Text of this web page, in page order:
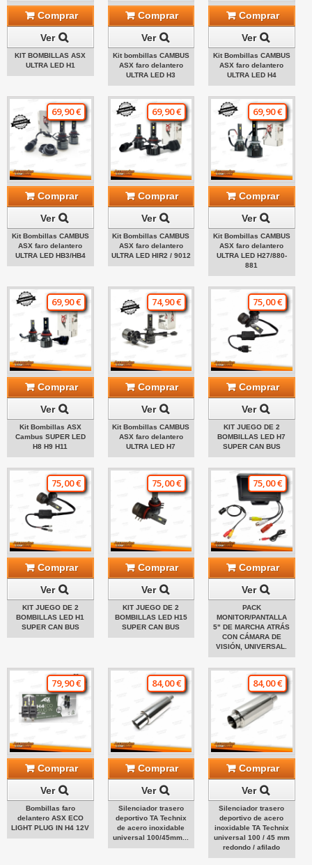
Comprar
Ver
KIT BOMBILLAS ASX
ULTRA LED H1
Comprar
Ver
Kit bombillas CAMBUS
ASX faro delantero
ULTRA LED H3
Comprar
Ver
Kit Bombillas CAMBUS
ASX faro delantero
ULTRA LED H4
69,90 €
Comprar
Ver
Kit Bombillas CAMBUS
ASX faro delantero
ULTRA LED HB3/HB4
69,90 €
Comprar
Ver
Kit Bombillas CAMBUS
ASX faro delantero
ULTRA LED HIR2 / 9012
69,90 €
Comprar
Ver
Kit Bombillas CAMBUS
ASX faro delantero
ULTRA LED H27/880-
881
69,90 €
Comprar
Ver
Kit Bombillas ASX
Cambus SUPER LED
H8 H9 H11
74,90 €
Comprar
Ver
Kit Bombillas CAMBUS
ASX faro delantero
ULTRA LED H7
75,00 €
Comprar
Ver
KIT JUEGO DE 2
BOMBILLAS LED H7
SUPER CAN BUS
75,00 €
Comprar
Ver
KIT JUEGO DE 2
BOMBILLAS LED H1
SUPER CAN BUS
75,00 €
Comprar
Ver
KIT JUEGO DE 2
BOMBILLAS LED H15
SUPER CAN BUS
75,00 €
Comprar
Ver
PACK
MONITOR/PANTALLA
5" DE MARCHA ATRÁS
CON CÁMARA DE
VISIÓN, UNIVERSAL.
79,90 €
Comprar
Ver
Bombillas faro
delantero ASX ECO
LIGHT PLUG IN H4 12V
84,00 €
Comprar
Ver
Silenciador trasero
deportivo TA Technix
de acero inoxidable
universal 100/45mm...
84,00 €
Comprar
Ver
Silenciador trasero
deportivo de acero
inoxidable TA Technix
universal 100 / 45 mm
redondo / afilado